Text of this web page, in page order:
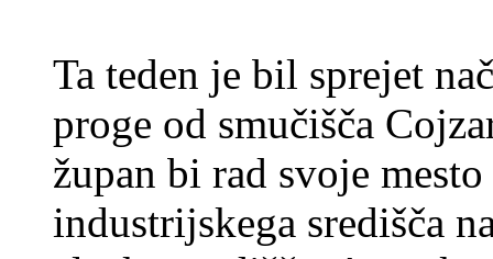
Ta teden je bil sprejet
proge od smučišča
župan bi rad svoje
industrijskega središča